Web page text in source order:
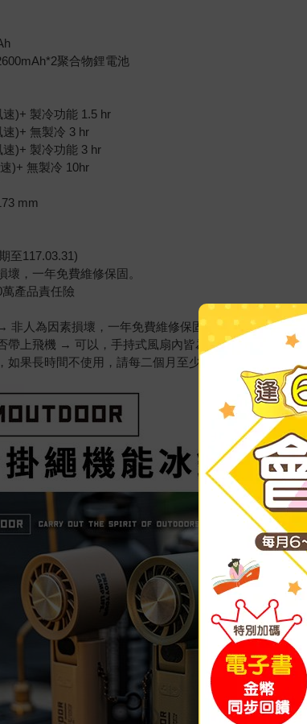
聚合物鋰電池
)+ 製冷功能 1.5 hr
)+ 無製冷 3 hr
)+ 製冷功能 3 hr
)+ 無製冷 10hr
mm
至117.03.31)
壞，一年免費維修保固。
產品責任險
非人為因素損壞，一年免費維修保固。
帶上飛機 → 可以，手持式風扇內皆為鋰電池，可以手提
如果長時間不使用，請每二個月至少充電一次，讓電芯